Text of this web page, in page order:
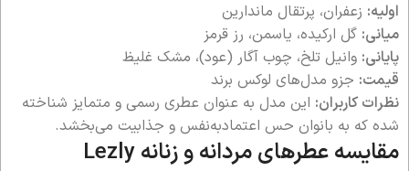
اولیه: زعفران، پرتقال ماندارین
میانی: گل ارکیده، یاسمن، رز قرمز
پایانی: وانیل تلخ، چوب آگار (عود)، مشک غلیظ
قیمت: جزو مدل‌های لوکس برند
نظرات کاربران: این مدل به عنوان عطری رسمی و متمایز شناخته
شده که به بانوان حس اعتمادبه‌نفس و جذابیت می‌بخشد.
مقایسه عطرهای مردانه و زنانه Lezly